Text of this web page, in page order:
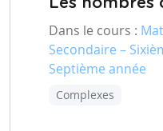
Dans le cours :
Secondaire –
Septième année
Complexes